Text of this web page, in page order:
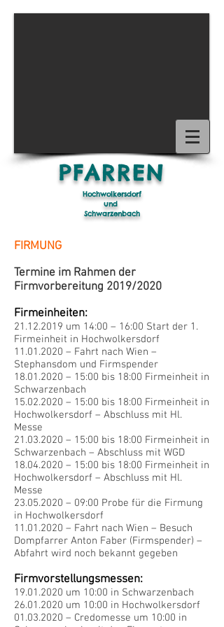
1/15
PFARREN
Hochwolkersdorf
und
Schwarzenbach
FIRMUNG
Termine im Rahmen der
Firmvorbereitung 2019/2020
Firmeinheiten:
21.12.2019 um 14:00 – 16:00 Start der 1.
Firmeinheit in Hochwolkersdorf
11.01.2020 – Fahrt nach Wien –
Stephansdom und Firmspender
18.01.2020 – 15:00 bis 18:00 Firmeinheit in
Schwarzenbach
15.02.2020 – 15:00 bis 18:00 Firmeinheit in
Hochwolkersdorf – Abschluss mit Hl.
Messe
21.03.2020 – 15:00 bis 18:00 Firmeinheit in
Schwarzenbach – Abschluss mit WGD
18.04.2020 – 15:00 bis 18:00 Firmeinheit in
Hochwolkersdorf – Abschluss mit Hl.
Messe
23.05.2020 – 09:00 Probe für die Firmung
in Hochwolkersdorf
11.01.2020 – Fahrt nach Wien – Besuch
Dompfarrer Anton Faber (Firmspender) –
Abfahrt wird noch bekannt gegeben
Firmvorstellungsmessen:
19.01.2020 um 10:00 in Schwarzenbach
26.01.2020 um 10:00 in Hochwolkersdorf
01.03.2020 – Credomesse um 10:00 in